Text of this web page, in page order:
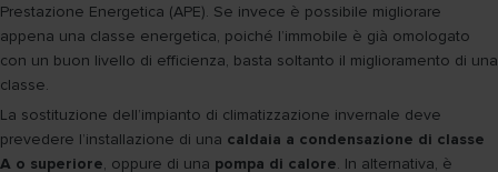
Prestazione Energetica (APE). Se invece è possibile migliorare
appena una classe energetica, poiché l’immobile è già omologato
con un buon livello di efficienza, basta soltanto il miglioramento di una
classe.
La sostituzione dell’impianto di climatizzazione invernale deve
prevedere l’installazione di una caldaia a condensazione di classe
A o superiore, oppure di una pompa di calore. In alternativa, è